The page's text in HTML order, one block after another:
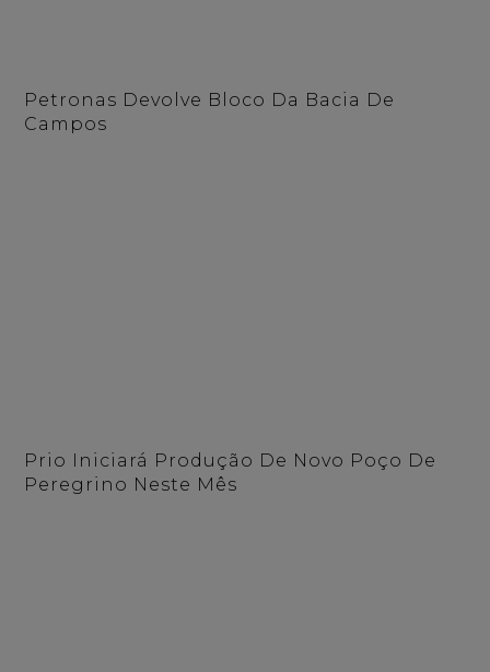
Petronas Devolve Bloco Da Bacia De
Campos
Prio Iniciará Produção De Novo Poço De
Peregrino Neste Mês